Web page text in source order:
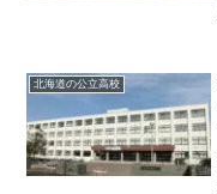
北海道の公立高校